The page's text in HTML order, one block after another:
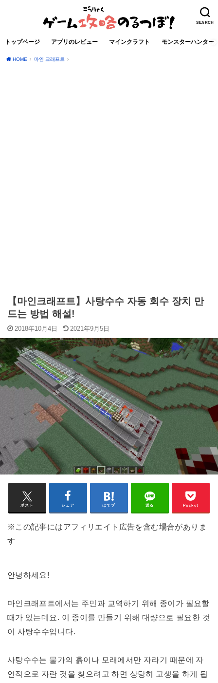
SEARCH
トップページ アプリのレビュー マインクラフト モンスターハンター
HOME 마인 크래프트
【마인크래프트】사탕수수 자동 회수 장치 만
드는 방법 해설!
2018年10月4日 2021年9月5日
ポスト シェア はてブ 送る Pocket
※この記事にはアフィリエイト広告を含む場合がありま
す
안녕하세요!
마인크래프트에서는 주민과 교역하기 위해 종이가 필요할
때가 있는데요. 이 종이를 만들기 위해 대량으로 필요한 것
이 사탕수수입니다.
사탕수수는 물가의 흙이나 모래에서만 자라기 때문에 자
연적으로 자란 것을 찾으려고 하면 상당히 고생을 하게 됩